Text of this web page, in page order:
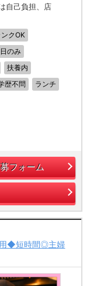
自己負担、店
クOK
のみ
扶養内
歴不問
ランチ
フォーム
用◆短時間◎主婦